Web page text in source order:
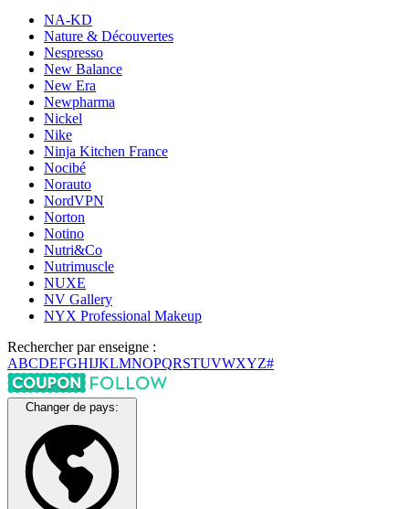
NA-KD
Nature & Découvertes
Nespresso
New Balance
New Era
Newpharma
Nickel
Nike
Ninja Kitchen France
Nocibé
Norauto
NordVPN
Norton
Notino
Nutri&Co
Nutrimuscle
NUXE
NV Gallery
NYX Professional Makeup
Rechercher par enseigne :
ABCDEFGHIJKLMNOPQRSTUVWXYZ#
Changer de pays: